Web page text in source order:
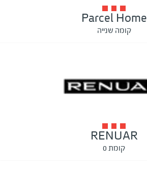
Parcel Home
קומה שנייה
RENUAR
קומת 0